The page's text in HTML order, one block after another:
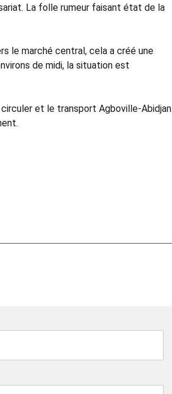
La folle rumeur faisant état de la
le marché central, cela a créé une
de midi, la situation est
et le transport Agboville-Abidjan